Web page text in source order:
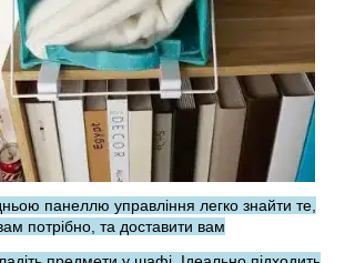
панеллю управління легко знайти те,
потрібно, та доставити вам